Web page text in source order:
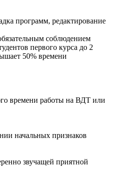
программ, редактирование
соблюдением
первого курса до 2
50% времени
времени работы на ВДТ или
начальных признаков
звучащей приятной